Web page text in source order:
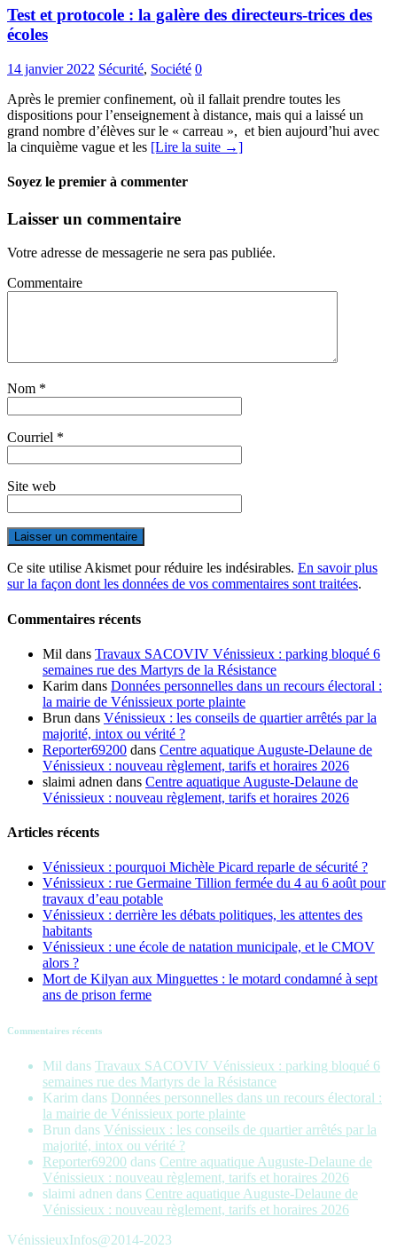
Test et protocole : la galère des directeurs-trices des
écoles
14 janvier 2022 Sécurité, Société 0
Après le premier confinement, où il fallait prendre toutes les
dispositions pour l’enseignement à distance, mais qui a laissé un
grand nombre d’élèves sur le « carreau », et bien aujourd’hui avec
la cinquième vague et les [Lire la suite →]
Soyez le premier à commenter
Laisser un commentaire
Votre adresse de messagerie ne sera pas publiée.
Commentaire
Nom *
Courriel *
Site web
Ce site utilise Akismet pour réduire les indésirables. En savoir plus
sur la façon dont les données de vos commentaires sont traitées.
Commentaires récents
Mil dans Travaux SACOVIV Vénissieux : parking bloqué 6
semaines rue des Martyrs de la Résistance
Karim dans Données personnelles dans un recours électoral :
la mairie de Vénissieux porte plainte
Brun dans Vénissieux : les conseils de quartier arrêtés par la
majorité, intox ou vérité ?
Reporter69200 dans Centre aquatique Auguste-Delaune de
Vénissieux : nouveau règlement, tarifs et horaires 2026
slaimi adnen dans Centre aquatique Auguste-Delaune de
Vénissieux : nouveau règlement, tarifs et horaires 2026
Articles récents
Vénissieux : pourquoi Michèle Picard reparle de sécurité ?
Vénissieux : rue Germaine Tillion fermée du 4 au 6 août pour
travaux d’eau potable
Vénissieux : derrière les débats politiques, les attentes des
habitants
Vénissieux : une école de natation municipale, et le CMOV
alors ?
Mort de Kilyan aux Minguettes : le motard condamné à sept
ans de prison ferme
Commentaires récents
Mil dans Travaux SACOVIV Vénissieux : parking bloqué 6
semaines rue des Martyrs de la Résistance
Karim dans Données personnelles dans un recours électoral :
la mairie de Vénissieux porte plainte
Brun dans Vénissieux : les conseils de quartier arrêtés par la
majorité, intox ou vérité ?
Reporter69200 dans Centre aquatique Auguste-Delaune de
Vénissieux : nouveau règlement, tarifs et horaires 2026
slaimi adnen dans Centre aquatique Auguste-Delaune de
Vénissieux : nouveau règlement, tarifs et horaires 2026
VénissieuxInfos@2014-2023